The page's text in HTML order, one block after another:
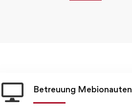
Betreuung Mebionauten